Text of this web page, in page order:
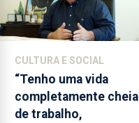
CULTURA E SOCIAL
“Tenho uma vida
completamente cheia
de trabalho,